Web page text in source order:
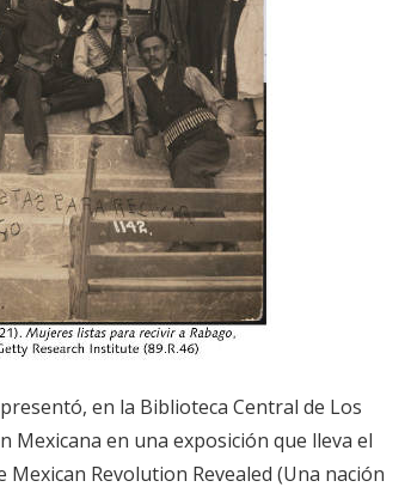
en la Biblioteca Central de Los
Mexicana en una exposición que lleva el
Revolution Revealed (Una nación